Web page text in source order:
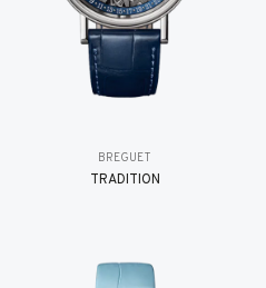
BREGUET
TRADITION